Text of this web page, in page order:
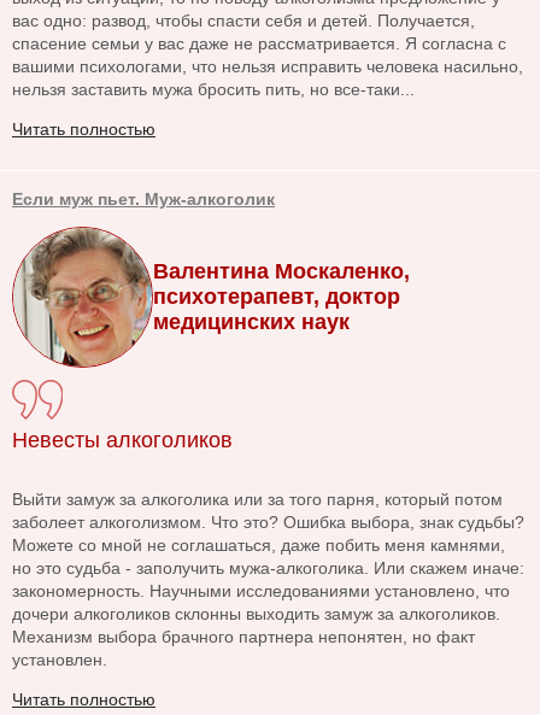
вас одно: развод, чтобы спасти себя и детей. Получается,
спасение семьи у вас даже не рассматривается. Я согласна с
вашими психологами, что нельзя исправить человека насильно,
нельзя заставить мужа бросить пить, но все-таки...
Читать полностью
Если муж пьет. Муж-алкоголик
Валентина Москаленко,
психотерапевт, доктор
медицинских наук
Невесты алкоголиков
Выйти замуж за алкоголика или за того парня, который потом
заболеет алкоголизмом. Что это? Ошибка выбора, знак судьбы?
Можете со мной не соглашаться, даже побить меня камнями,
но это судьба - заполучить мужа-алкоголика. Или скажем иначе:
закономерность. Научными исследованиями установлено, что
дочери алкоголиков склонны выходить замуж за алкоголиков.
Механизм выбора брачного партнера непонятен, но факт
установлен.
Читать полностью